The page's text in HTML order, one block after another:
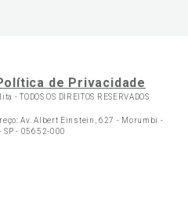
de Privacidade
-TODOS OS DIREITOS RESERVADOS
Av. Albert Einstein, 627 - Morumbi -
SP - 05652-000